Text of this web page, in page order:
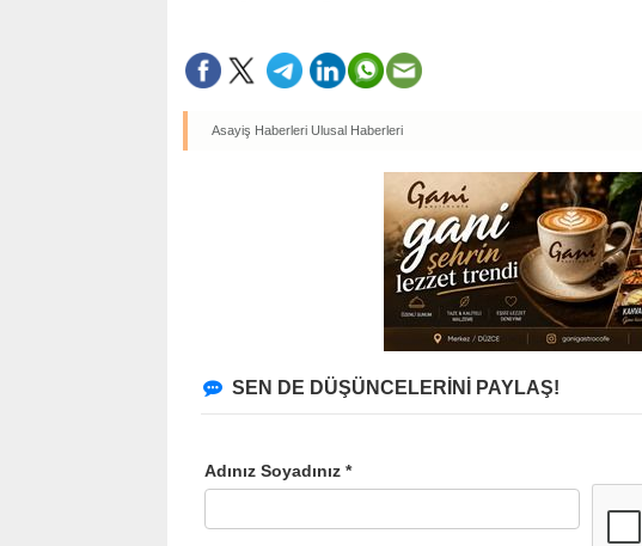
Asayiş Haberleri Ulusal Haberleri
SEN DE DÜŞÜNCELERİNİ PAYLAŞ!
Adınız Soyadınız *